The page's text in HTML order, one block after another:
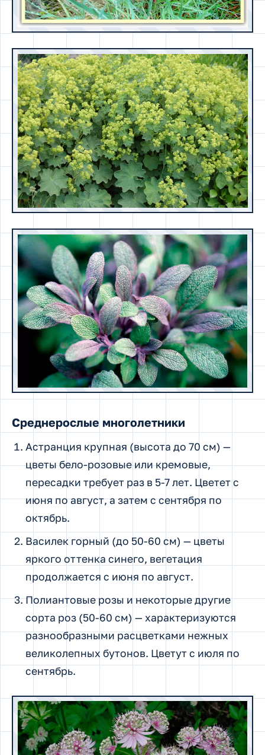
Среднерослые многолетники
Астранция крупная (высота до 70 см) —
цветы бело-розовые или кремовые,
пересадки требует раз в 5-7 лет. Цветет с
июня по август, а затем с сентября по
октябрь.
Василек горный (до 50-60 см) — цветы
яркого оттенка синего, вегетация
продолжается с июня по август.
Полиантовые розы и некоторые другие
сорта роз (50-60 см) — характеризуются
разнообразными расцветками нежных
великолепных бутонов. Цветут с июля по
сентябрь.